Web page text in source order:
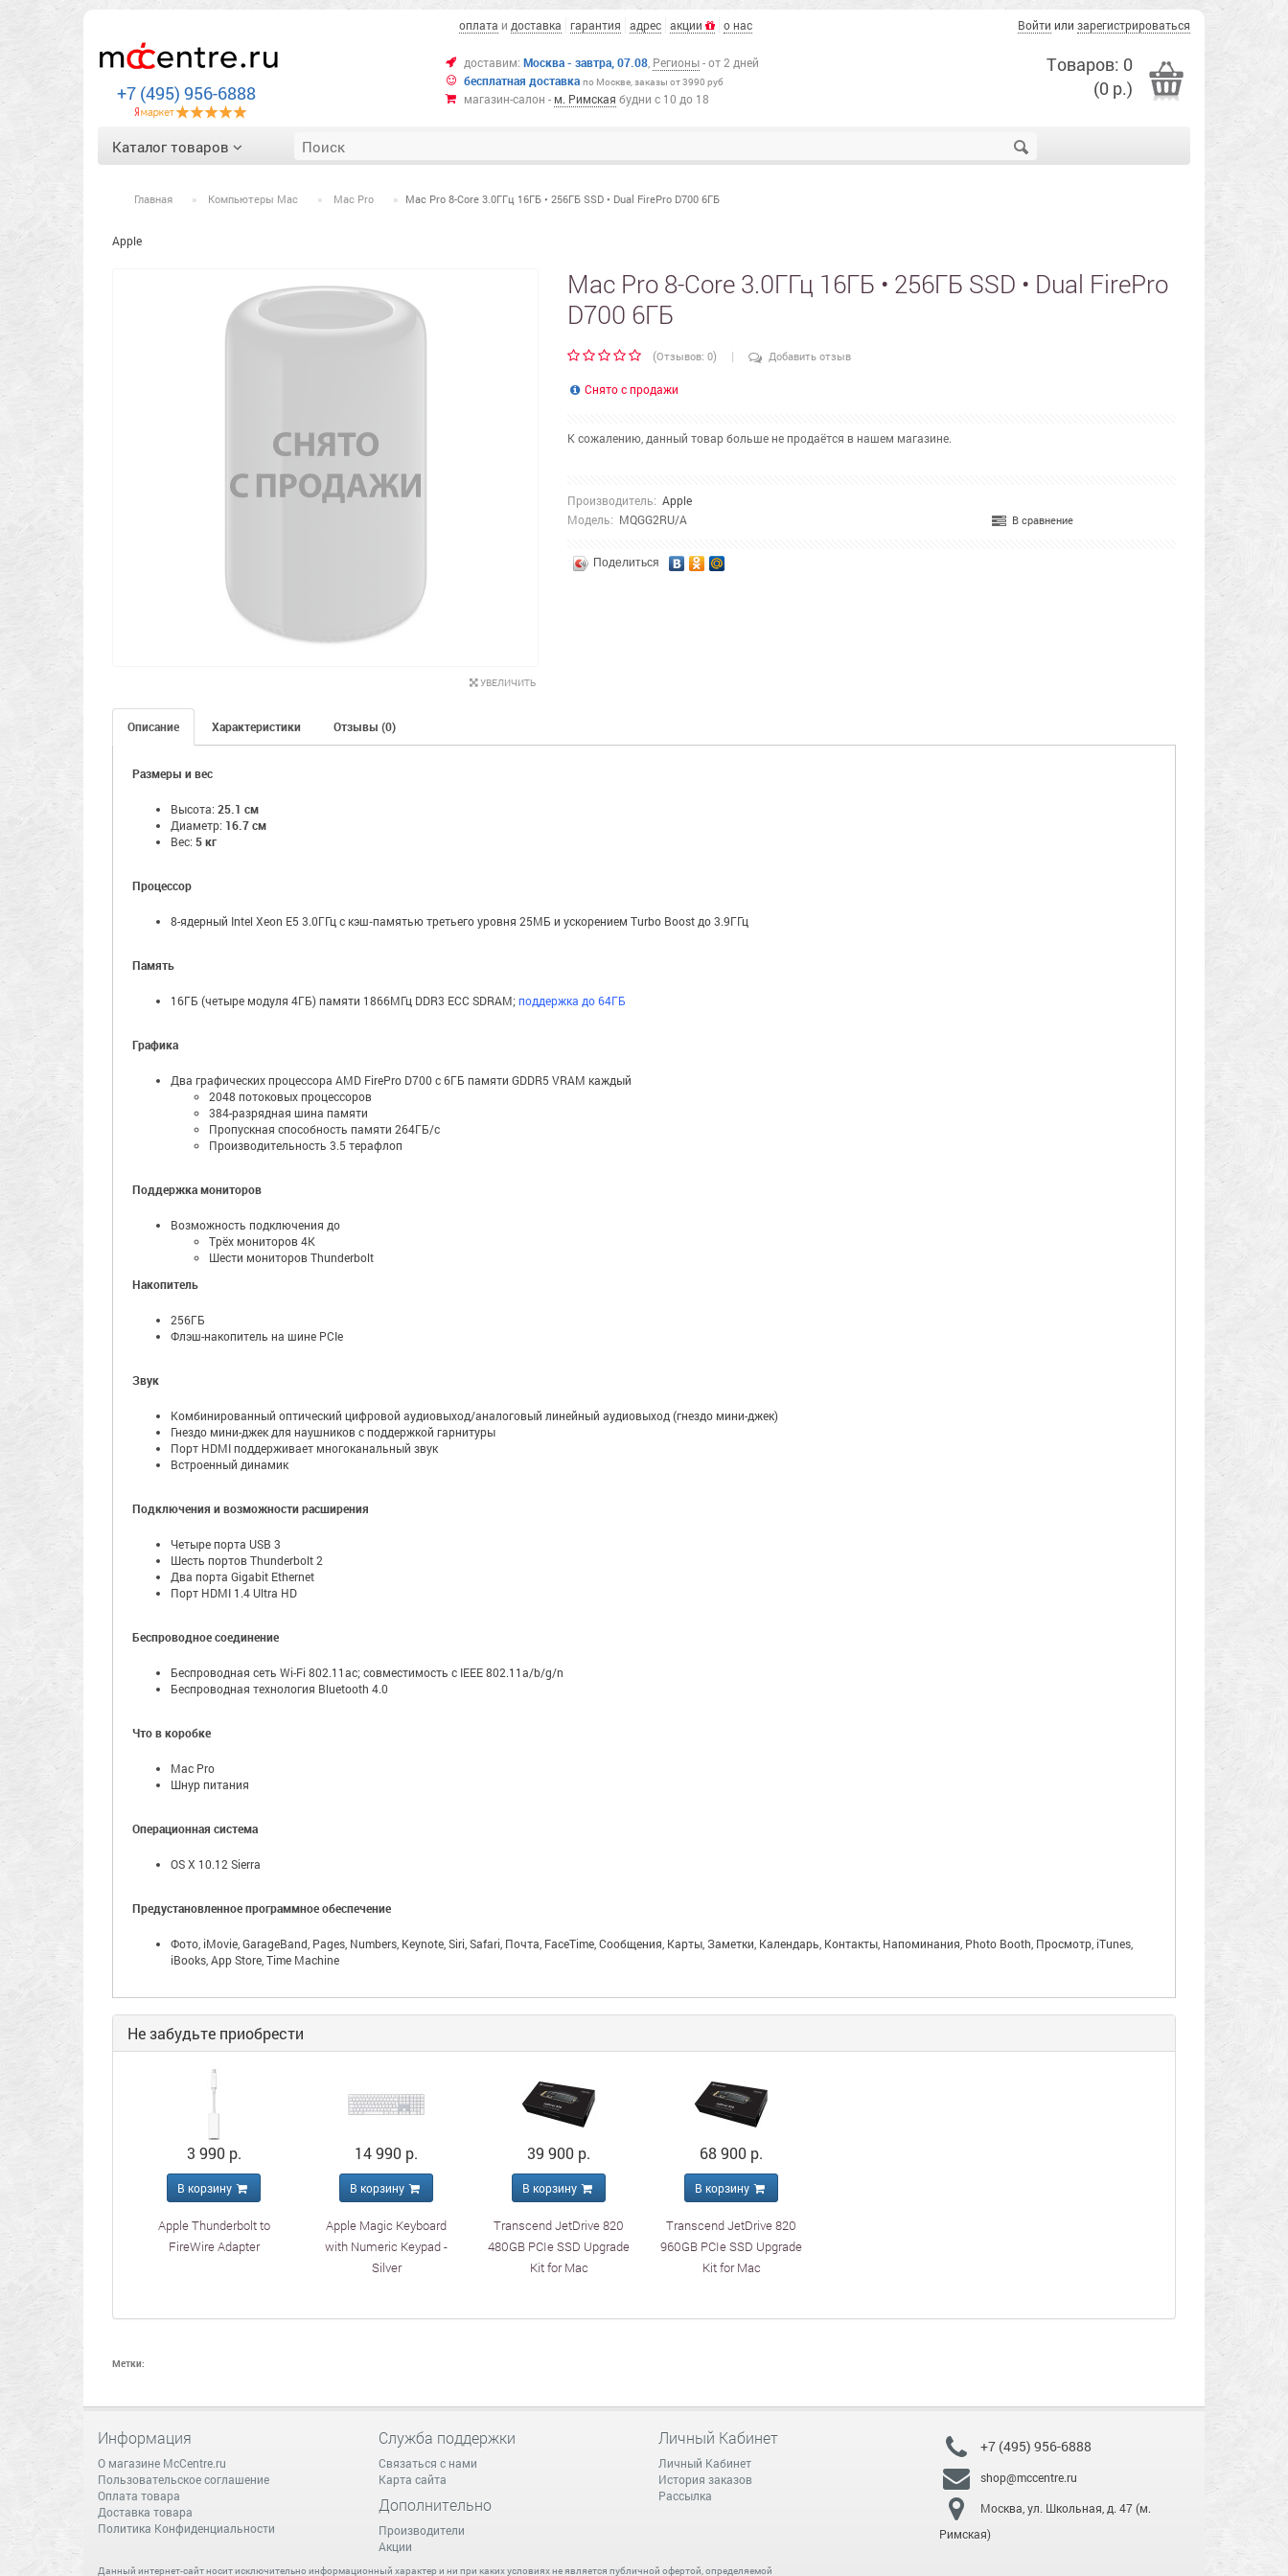
оплата и доставка гарантия адрес акции о нас
+7 (495) 956-6888
доставим: Москва - завтра, 07.08, Регионы- от 2 дней
бесплатная доставка по Москве,заказы от 3990 руб
магазин-салон - м. Римская будни с 10 до 18
Войти или зарегистрироваться
Товаров: 0
(0 р.)
Каталог товаров
Главная Компьютеры Mac Mac Pro Mac Pro 8-Core 3.0ГГц 16ГБ • 256ГБ SSD • Dual FirePro D700 6ГБ
Apple
УВЕЛИЧИТЬ
Mac Pro 8-Core 3.0ГГц 16ГБ • 256ГБ SSD • Dual FirePro
D700 6ГБ
(Отзывов: 0) | Добавить отзыв
Снято с продажи
К сожалению, данный товар больше не продаётся в нашем магазине.
Производитель: Apple
Модель: MQGG2RU/A В сравнение
Поделиться
Описание Характеристики Отзывы (0)
Размеры и вес
Высота: 25.1 см
Диаметр: 16.7 см
Вес: 5 кг
Процессор
8-ядерный Intel Xeon E5 3.0ГГц с кэш‑памятью третьего уровня 25МБ и ускорением Turbo Boost до 3.9ГГц
Память
16ГБ (четыре модуля 4ГБ) памяти 1866МГц DDR3 ECC SDRAM; поддержка до 64ГБ
Графика
Два графических процессора AMD FirePro D700 с 6ГБ памяти GDDR5 VRAM каждый
2048 потоковых процессоров
384-разрядная шина памяти
Пропускная способность памяти 264ГБ/с
Производительность 3.5 терафлоп
Поддержка мониторов
Возможность подключения до
Трёх мониторов 4K
Шести мониторов Thunderbolt
Накопитель
256ГБ
Флэш-накопитель на шине PCIe
Звук
Комбинированный оптический цифровой аудиовыход/аналоговый линейный аудиовыход (гнездо мини-джек)
Гнездо мини-джек для наушников с поддержкой гарнитуры
Порт HDMI поддерживает многоканальный звук
Встроенный динамик
Подключения и возможности расширения
Четыре порта USB 3
Шесть портов Thunderbolt 2
Два порта Gigabit Ethernet
Порт HDMI 1.4 Ultra HD
Беспроводное соединение
Беспроводная сеть Wi-Fi 802.11ac; совместимость с IEEE 802.11a/b/g/n
Беспроводная технология Bluetooth 4.0
Что в коробке
Mac Pro
Шнур питания
Операционная система
OS X 10.12 Sierra
Предустановленное программное обеспечение
Фото, iMovie, GarageBand, Pages, Numbers, Keynote, Siri, Safari, Почта, FaceTime, Сообщения, Карты, Заметки, Календарь, Контакты, Напоминания, Photo Booth, Просмотр, iTunes,
iBooks, App Store, Time Machine
Не забудьте приобрести
3 990 р.
В корзину
Apple Thunderbolt to
FireWire Adapter
14 990 р.
В корзину
Apple Magic Keyboard
with Numeric Keypad -
Silver
39 900 р.
В корзину
Transcend JetDrive 820
480GB PCIe SSD Upgrade
Kit for Mac
68 900 р.
В корзину
Transcend JetDrive 820
960GB PCIe SSD Upgrade
Kit for Mac
Метки:
Информация
О магазине McCentre.ru
Пользовательское соглашение
Оплата товара
Доставка товара
Политика Конфиденциальности
Служба поддержки
Связаться с нами
Карта сайта
Дополнительно
Производители
Акции
Личный Кабинет
Личный Кабинет
История заказов
Рассылка
+7 (495) 956-6888
shop@mccentre.ru
Москва, ул. Школьная, д. 47 (м.
Римская)
Данный интернет-сайт носит исключительно информационный характер и ни при каких условиях не является публичной офертой, определяемой